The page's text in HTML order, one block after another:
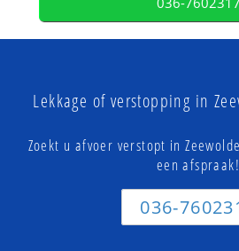
Lekkage of verstopping in
Zoekt u afvoer verstopt in
een afspraak!
036-